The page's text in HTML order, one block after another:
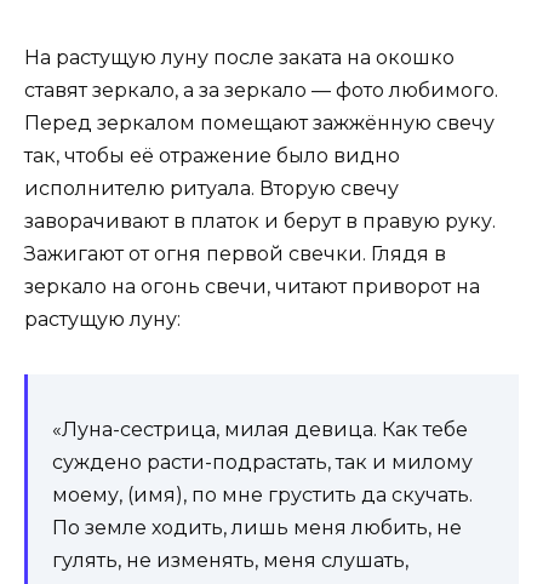
На растущую луну после заката на окошко
ставят зеркало, а за зеркало — фото любимого.
Перед зеркалом помещают зажжённую свечу
так, чтобы её отражение было видно
исполнителю ритуала. Вторую свечу
заворачивают в платок и берут в правую руку.
Зажигают от огня первой свечки. Глядя в
зеркало на огонь свечи, читают приворот на
растущую луну:
«Луна-сестрица, милая девица. Как тебе
суждено расти-подрастать, так и милому
моему, (имя), по мне грустить да скучать.
По земле ходить, лишь меня любить, не
гулять, не изменять, меня слушать,